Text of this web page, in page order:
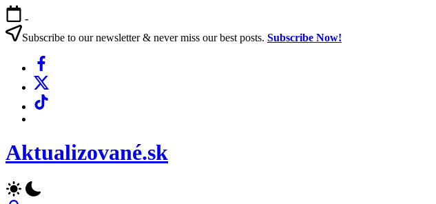
Skip
to
content
-
Subscribe to our newsletter & never miss our best posts. Subscribe Now!
Facebook
X
TikTok
Aktualizované.sk